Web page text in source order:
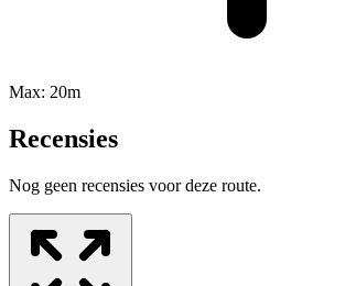
Max: 20m
Recensies
Nog geen recensies voor deze route.